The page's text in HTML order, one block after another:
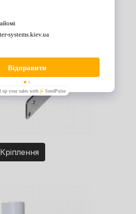
Кріплення